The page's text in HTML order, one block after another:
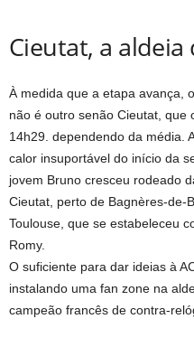
Cieutat, a aldeia
À medida que a etapa avança,
não é outro senão Cieutat, que
14h29. dependendo da média.
calor insuportável do início da
jovem Bruno cresceu rodeado
Cieutat, perto de Bagnères-de-
Toulouse, que se estabeleceu
Romy.
O suficiente para dar ideias à
instalando uma fan zone na
campeão francês de contra-